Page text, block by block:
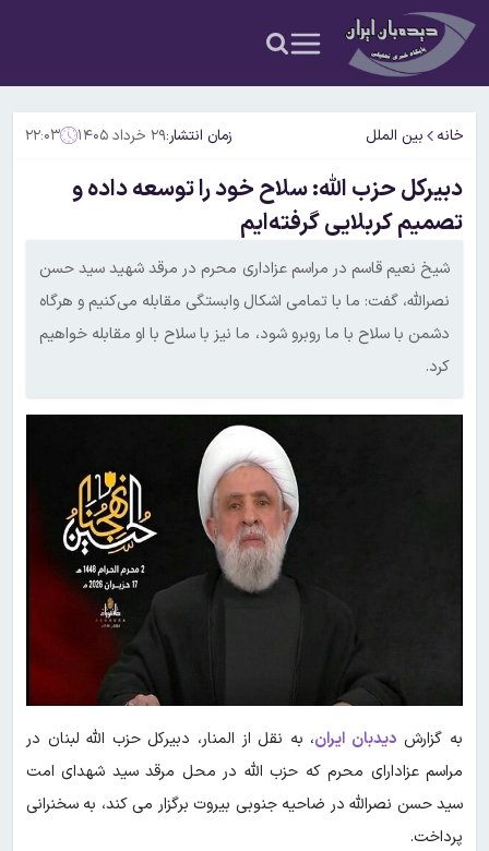
خانه بین الملل زمان انتشار:۲۹ خرداد ۱۴۰۵ ۲۲:۰۳
دبیرکل حزب الله: سلاح خود را توسعه داده‌ و
تصمیم کربلایی گرفته‌ایم
شیخ نعیم قاسم در مراسم عزاداری محرم در مرقد شهید سید حسن
نصرالله، گفت: ما با تمامی اشکال وابستگی مقابله می‌کنیم و هرگاه
دشمن با سلاح با ما روبرو شود، ما نیز با سلاح با او مقابله خواهیم
کرد.
به گزارش دیدبان ایران، به نقل از المنار،‌ دبیرکل حزب الله لبنان در
مراسم عزادارای محرم که حزب الله در محل مرقد سید شهدای امت
سید حسن نصرالله در ضاحیه جنوبی بیروت برگزار می کند، به سخنرانی
پرداخت.